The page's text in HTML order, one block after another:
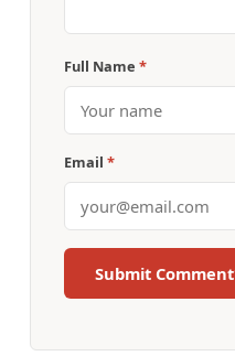
Full Name *
Email *
Submit Comment